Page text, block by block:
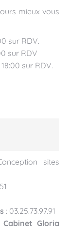
mieux vous
sur RDV.
sur RDV
sur RDV.
sites
: 03.25.73.97.91
Gloria